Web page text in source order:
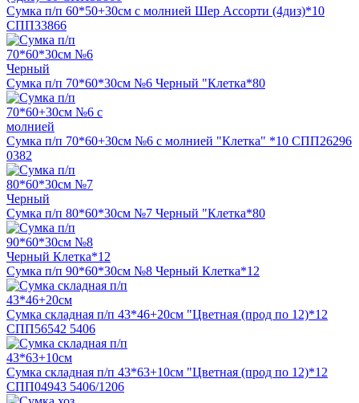
Сумка п/п 60*50+30см с молнией Шер Ассорти (4диз)*10
СПП33866
Сумка п/п 70*60*30см №6 Черный "Клетка*80
Сумка п/п 70*60+30см №6 с молнией "Клетка" *10 СПП26296
0382
Сумка п/п 80*60*30см №7 Черный "Клетка*80
Сумка п/п 90*60*30см №8 Черный Клетка*12
Сумка складная п/п 43*46+20см "Цветная (прод по 12)*12
СПП56542 5406
Сумка складная п/п 43*63+10см "Цветная (прод по 12)*12
СПП04943 5406/1206